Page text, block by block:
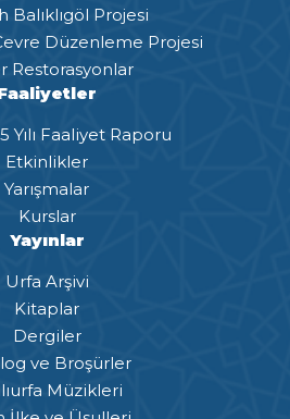
Balıklıgöl Projesi
Düzenleme Projesi
Restorasyonlar
Yılı Faaliyet Raporu
Etkinlikler
Yarışmalar
Kurslar
Yayınlar
Urfa Arşivi
Kitaplar
Dergiler
ve Broşürler
Müzikleri